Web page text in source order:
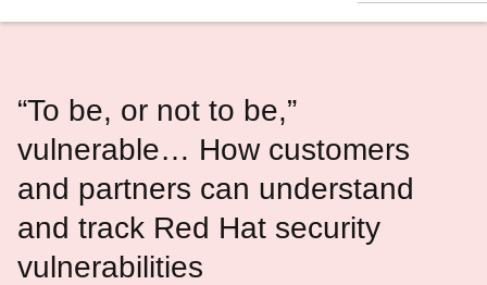
“To be, or not to be,”
vulnerable… How customers
and partners can understand
and track Red Hat security
vulnerabilities